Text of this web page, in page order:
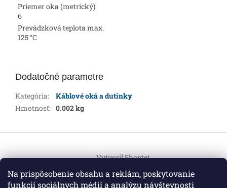
Na prispôsobenie obsahu a reklám, poskytovanie
funkcií sociálnych médií a analýzu návštevnosti
Priemer oka (metrický)
6
Prevádzková teplota max.
125 °C
Dodatočné parametre
Kategória:
Káblové oká a dutinky
Hmotnosť: 0.002 kg
p
Vytvoril Shoptet